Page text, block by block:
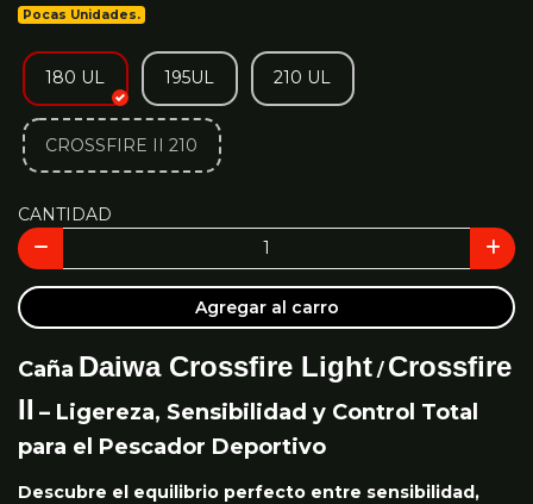
Pocas Unidades.
180 UL 195UL 210 UL
CROSSFIRE II 210
CANTIDAD
Agregar al carro
Caña Daiwa Crossfire Light / Crossfire
II – Ligereza, Sensibilidad y Control Total
para el Pescador Deportivo
Descubre el equilibrio perfecto entre sensibilidad,